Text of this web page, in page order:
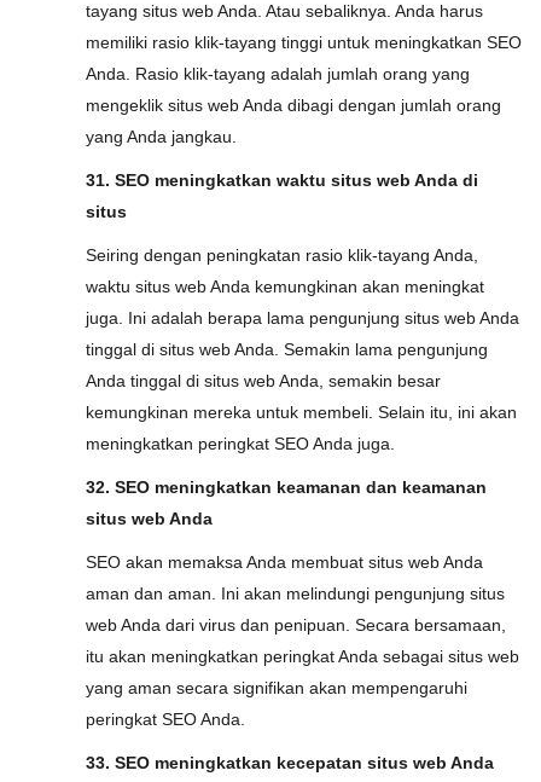
tayang situs web Anda. Atau sebaliknya. Anda harus
memiliki rasio klik-tayang tinggi untuk meningkatkan SEO
Anda. Rasio klik-tayang adalah jumlah orang yang
mengeklik situs web Anda dibagi dengan jumlah orang
yang Anda jangkau.
31. SEO meningkatkan waktu situs web Anda di
situs
Seiring dengan peningkatan rasio klik-tayang Anda,
waktu situs web Anda kemungkinan akan meningkat
juga. Ini adalah berapa lama pengunjung situs web Anda
tinggal di situs web Anda. Semakin lama pengunjung
Anda tinggal di situs web Anda, semakin besar
kemungkinan mereka untuk membeli. Selain itu, ini akan
meningkatkan peringkat SEO Anda juga.
32. SEO meningkatkan keamanan dan keamanan
situs web Anda
SEO akan memaksa Anda membuat situs web Anda
aman dan aman. Ini akan melindungi pengunjung situs
web Anda dari virus dan penipuan. Secara bersamaan,
itu akan meningkatkan peringkat Anda sebagai situs web
yang aman secara signifikan akan mempengaruhi
peringkat SEO Anda.
33. SEO meningkatkan kecepatan situs web Anda